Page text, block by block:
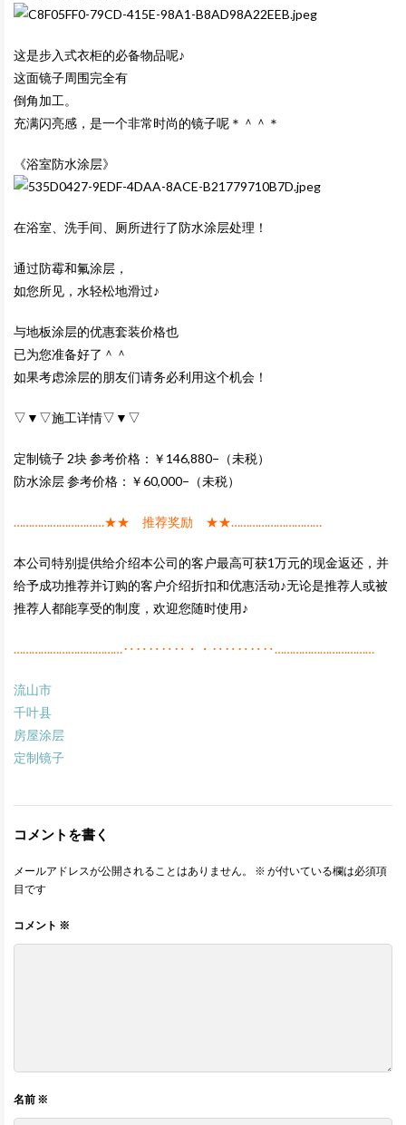
这是步入式衣柜的必备物品呢♪
这面镜子周围完全有
倒角加工。
充满闪亮感，是一个非常时尚的镜子呢＊＾＾＊
《浴室防水涂层》
在浴室、洗手间、厕所进行了防水涂层处理！
通过防霉和氟涂层，
如您所见，水轻松地滑过♪
与地板涂层的优惠套装价格也
已为您准备好了＾＾
如果考虑涂层的朋友们请务必利用这个机会！
▽▼▽施工详情▽▼▽
定制镜子 2块 参考价格：￥146,880−（未税）
防水涂层 参考价格：￥60,000−（未税）
…………………………★★ 推荐奖励 ★★…………………………
本公司特别提供给介绍本公司的客户最高可获1万元的现金返还，并
给予成功推荐并订购的客户介绍折扣和优惠活动♪无论是推荐人或被
推荐人都能享受的制度，欢迎您随时使用♪
………………………………‥‥‥‥‥・・‥‥‥‥‥……………………………
流山市
千叶县
房屋涂层
定制镜子
コメントを書く
メールアドレスが公開されることはありません。 ※ が付いている欄は必須項
目です
コメント ※
名前 ※